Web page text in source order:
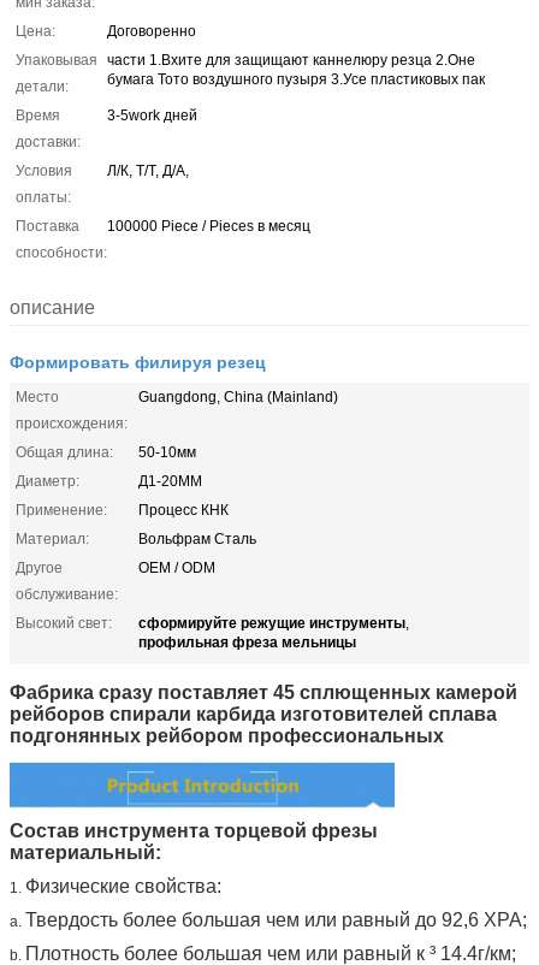
Цена:
Договоренно
Упаковывая
детали:
части 1.Вхите для защищают каннелюру резца 2.Оне
бумага Тото воздушного пузыря 3.Усе пластиковых пак
Время
доставки:
3-5work дней
Условия
оплаты:
Л/К, Т/Т, Д/А,
Поставка
способности:
100000 Piece / Pieces в месяц
описание
Формировать филируя резец
Место
происхождения:
Guangdong, China (Mainland)
Общая длина:
50-10мм
Диаметр:
Д1-20ММ
Применение:
Процесс КНК
Материал:
Вольфрам Сталь
Другое
обслуживание:
OEM / ODM
Высокий свет: сформируйте режущие инструменты,
профильная фреза мельницы
Фабрика сразу поставляет 45 сплющенных камерой
рейборов спирали карбида изготовителей сплава
подгонянных рейбором профессиональных
Состав инструмента торцевой фрезы
материальный:
1. Физические свойства:
a. Твердость более большая чем или равный до 92,6 ХРА;
b. Плотность более большая чем или равный к ³ 14.4г/км;